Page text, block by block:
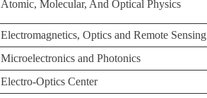
Atomic, Molecular, And Optical Physics
Electromagnetics, Optics and Remote Sensing
Microelectronics and Photonics
Electro-Optics Center